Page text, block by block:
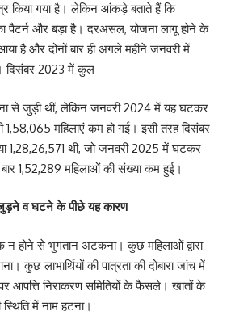
किया गया है। लेकिन आंकड़े बताते हैं कि
पैटर्न और बड़ा है। दरअसल, योजना लागू होने के
आया है और दोनों बार ही अगले महीने जनवरी में
दिसंबर 2023 में कुल
से जुड़ी थीं, लेकिन जनवरी 2024 में यह घटकर
1,58,065 महिलाएं कम हो गई। इसी तरह दिसंबर
1,28,26,571 थी, जो जनवरी 2025 में घटकर
1,52,289 महिलाओं की संख्या कम हुई।
व घटने के पीछे यह कारण
होने से भुगतान अटकना। कुछ महिलाओं द्वारा
कुछ लाभार्थियों की पात्रता की दोबारा जांच में
आपत्ति निराकरण समितियों के फैसले। खातों के
में नाम हटना।